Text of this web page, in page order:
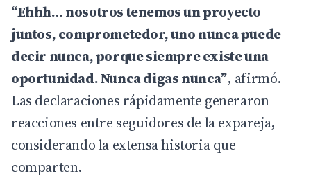
“Ehhh… nosotros tenemos un proyecto
juntos, comprometedor, uno nunca puede
decir nunca, porque siempre existe una
oportunidad. Nunca digas nunca”, afirmó.
Las declaraciones rápidamente generaron
reacciones entre seguidores de la expareja,
considerando la extensa historia que
comparten.